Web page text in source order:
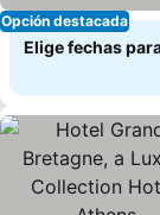
Opción destacada
Elige fechas